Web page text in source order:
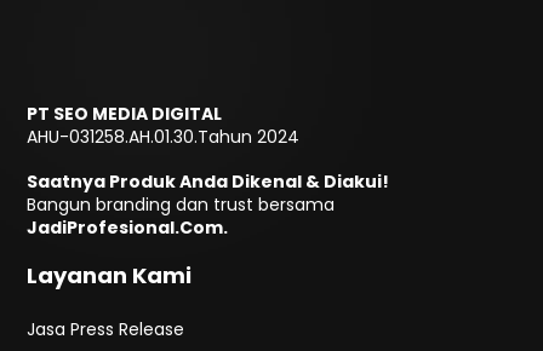
PT SEO MEDIA DIGITAL
AHU-031258.AH.01.30.Tahun 2024
Saatnya Produk Anda Dikenal & Diakui!
Bangun branding dan trust bersama
JadiProfesional.Com.
Layanan Kami
Jasa Press Release